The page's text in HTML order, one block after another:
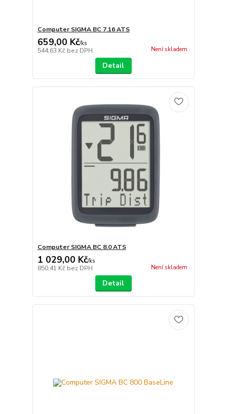
Computer SIGMA BC 7.16 ATS
659,00 Kč/ks
544,63 Kč bez DPH Není skladem
Detail
Computer SIGMA BC 8.0 ATS
1 029,00 Kč/ks
850,41 Kč bez DPH Není skladem
Detail